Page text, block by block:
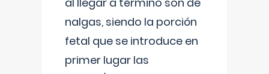
nalgas, siendo la porción
fetal que se introduce en
primer lugar las